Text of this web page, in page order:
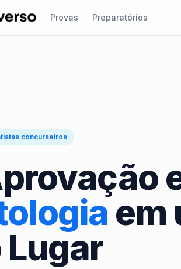
Provas Preparatórios
concurseiros
em
Lugar